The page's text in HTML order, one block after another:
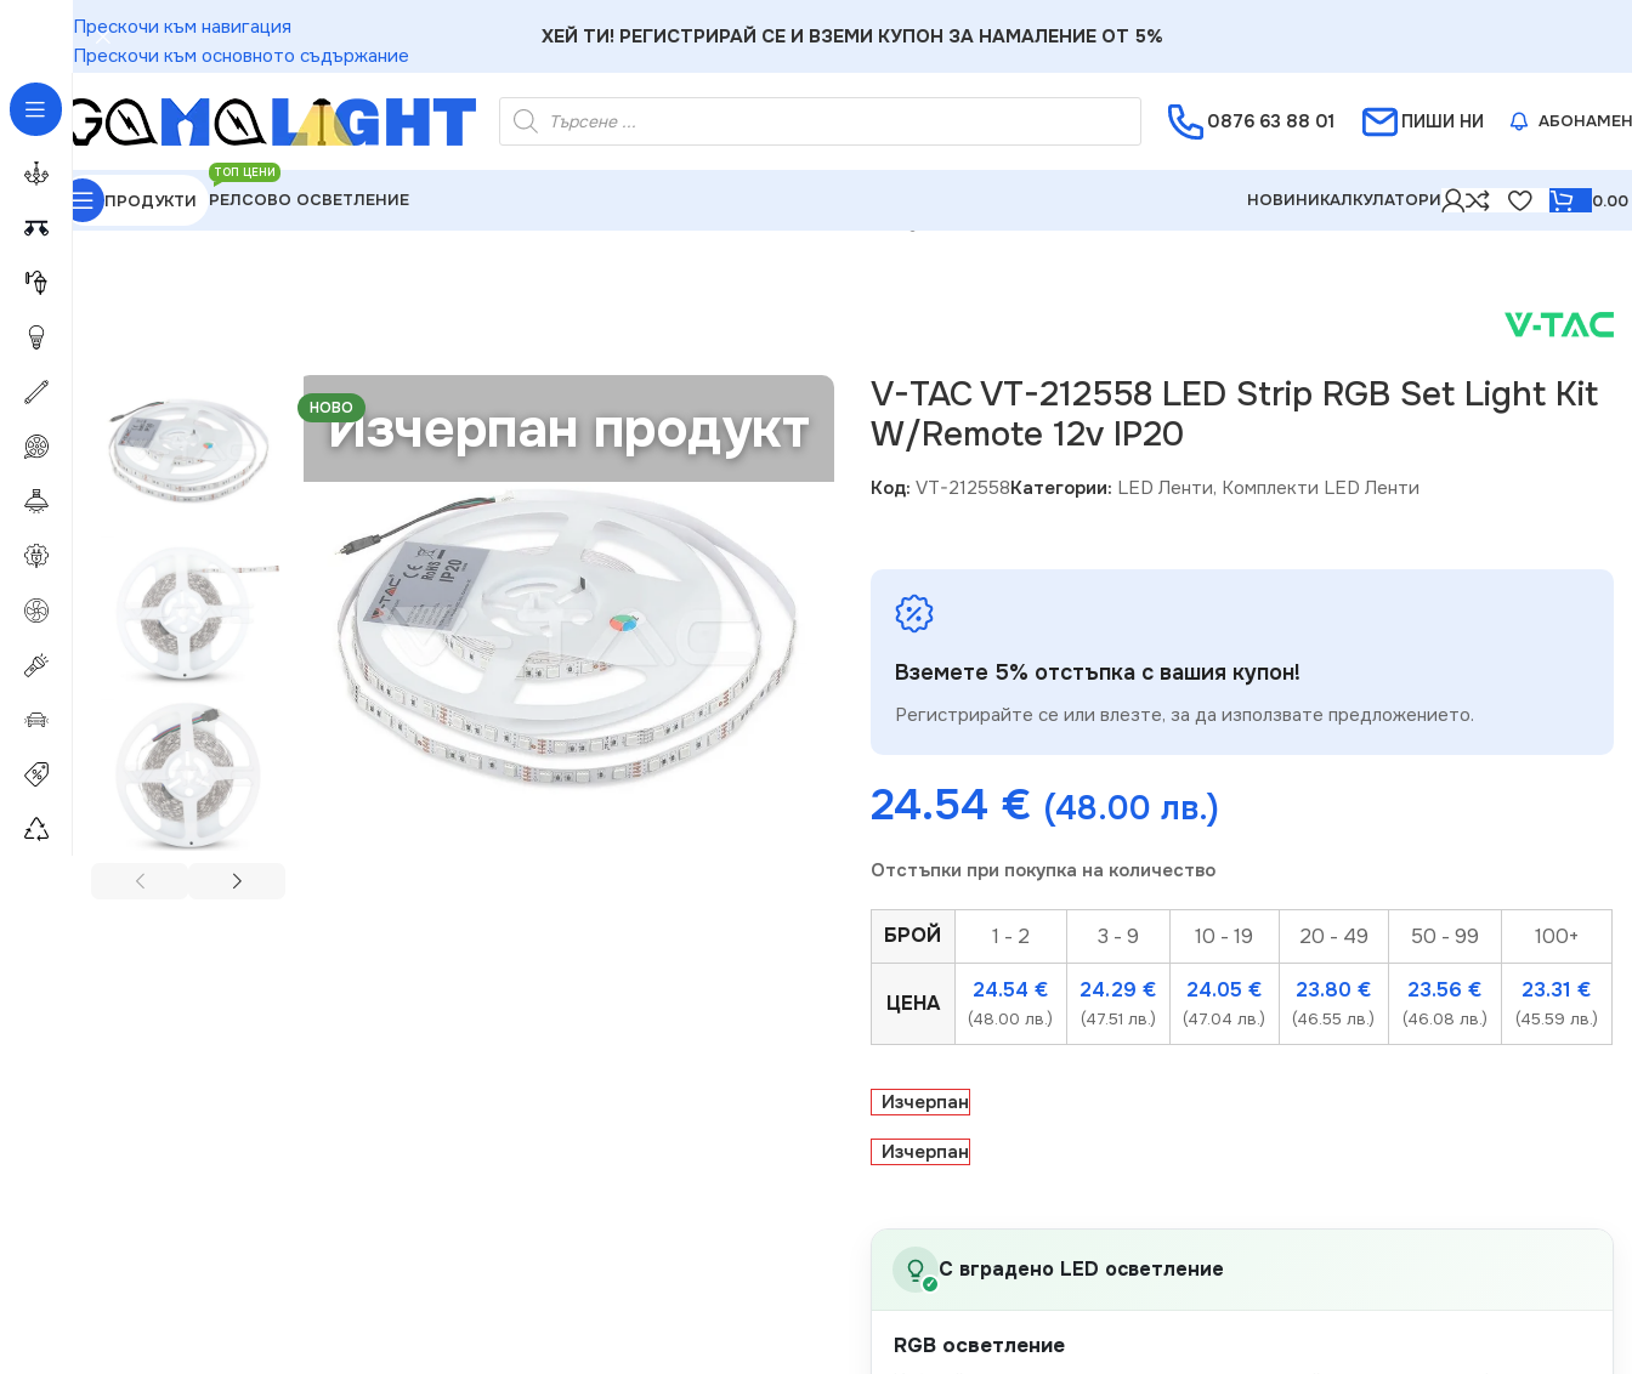
Прескочи към навигация
Прескочи към основното съдържание
ХЕЙ ТИ! РЕГИСТРИРАЙ СЕ И ВЗЕМИ КУПОН ЗА НАМАЛЕНИЕ ОТ 5%
0876 63 88 01 ПИШИ НИ
ПРОДУКТИ РЕЛСОВО ОСВЕТЛЕНИЕ
ТОП ЦЕНИ
НОВИНИКАЛКУЛАТОРИ 0.00
GAMALIGHT»
НОВО
Изчерпан продукт
Изчерпан
продукт
Изчерпан продукт
Изчерпано
V-TAC VT-212558 LED Strip RGB Set Light Kit
W/Remote 12v IP20
Код: VT-212558Категории: LED Ленти, Комплекти LED Ленти
Вземете 5% отстъпка с вашия купон!
Регистрирайте се или влезте, за да използвате предложението.
24.54 € (48.00 лв.)
Отстъпки при покупка на количество
БРОЙ 1 - 2 3 - 9 10 - 19 20 - 49 50 - 99 100+
ЦЕНА
24.54€
(48.00 лв.)
24.29€
(47.51 лв.)
24.05€
(47.04 лв.)
23.80€
(46.55 лв.)
23.56€
(46.08 лв.)
23.31€
(45.59 лв.)
Изчерпан
Изчерпан
✓
С вградено LED осветление
RGB осветление